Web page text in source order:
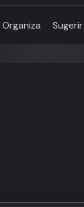
Organiza